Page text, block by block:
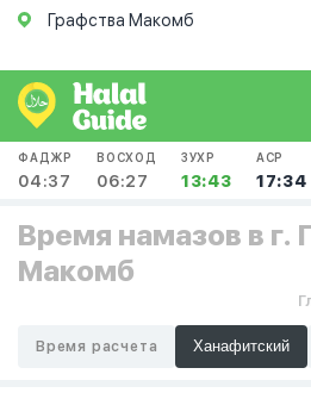
Графства Макомб
ФАДЖР
04:37
ВОСХОД
06:27
ЗУХР
13:43
АСР
17:34
Время намазов в г.
Макомб
Время расчета